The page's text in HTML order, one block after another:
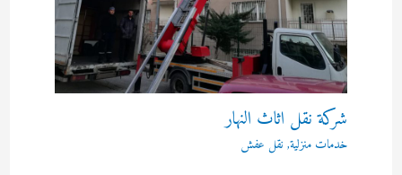
شركة نقل اثاث النهار
خدمات منزلية, نقل عفش